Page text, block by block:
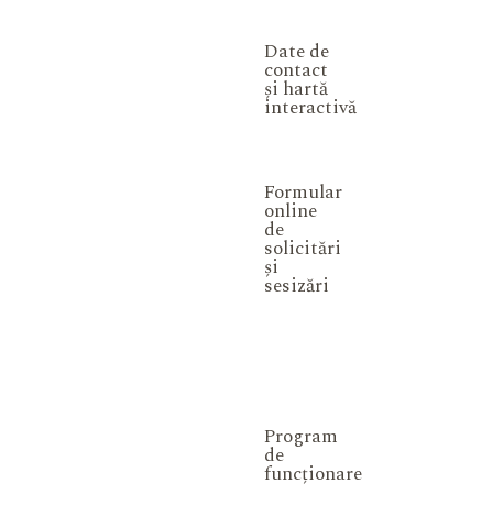
Date de
contact
și hartă
interactivă
Formular
online
de
solicitări
și
sesizări
Program
de
funcționare